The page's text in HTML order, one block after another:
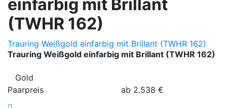
einfarbig mit Brillant
(TWHR 162)
Trauring Weißgold einfarbig mit Brillant (TWHR 162)
Trauring Weißgold einfarbig mit Brillant (TWHR 162)
Gold
Paarpreis
ab 2.538 €